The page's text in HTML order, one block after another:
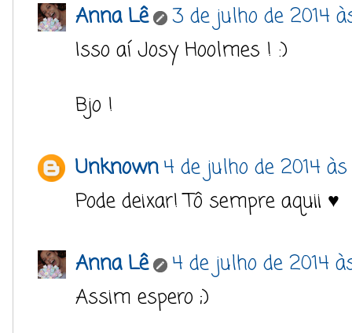
Anna Lê
3 de julho de 2014
Isso aí Josy Hoolmes ! :)
Bjo !
Unknown4 de julho de 2014 às
Pode deixar! Tô sempre aquii ♥
Anna Lê
4 de julho de 2014
Assim espero ;)